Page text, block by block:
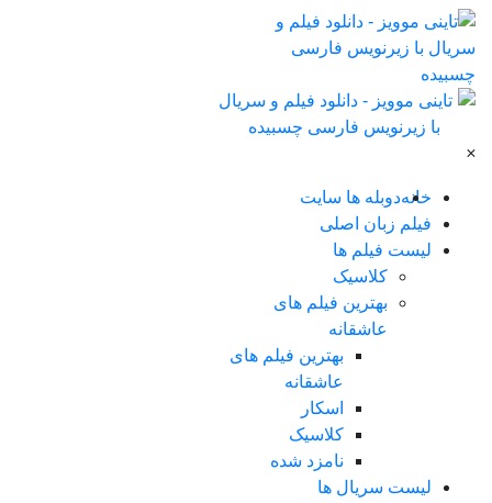
×
خانهدوبله ها سایت
فیلم زبان اصلی
لیست فیلم ها
کلاسیک
بهترین فیلم های
عاشقانه
بهترین فیلم های
عاشقانه
اسکار
کلاسیک
نامزد شده
لیست سریال ها